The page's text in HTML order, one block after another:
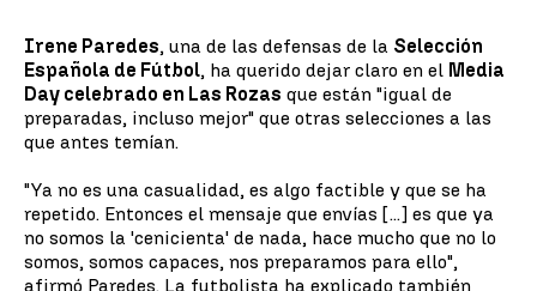
Irene Paredes, una de las defensas de la Selección
Española de Fútbol, ha querido dejar claro en el Media
Day celebrado en Las Rozas que están "igual de
preparadas, incluso mejor" que otras selecciones a las
que antes temían.
"Ya no es una casualidad, es algo factible y que se ha
repetido. Entonces el mensaje que envías [...] es que ya
no somos la 'cenicienta' de nada, hace mucho que no lo
somos, somos capaces, nos preparamos para ello",
afirmó Paredes. La futbolista ha explicado también